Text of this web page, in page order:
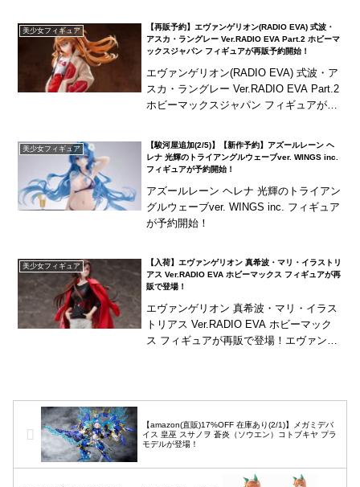
美少女フィギュア
【再販予約】エヴァンゲリオン(RADIO EVA) 式波・
アスカ・ラングレー Ver.RADIO EVA Part.2 ホビーマ
ックスジャパン フィギュアが再販予約開始！
エヴァンゲリオン(RADIO EVA) 式波・ア
スカ・ラングレー Ver.RADIO EVA Part.2
ホビーマックスジャパン フィギュアが再
美少女フィギュア
【駿河屋追加(2/5)】【新作予約】アズールレーン ヘ
レナ 光輝のトライアングルウェーブver. WINGS inc.
フィギュアが予約開始！
アズールレーン ヘレナ 光輝のトライアン
グルウェーブver. WINGS inc. フィギュア
が予約開始！
美少女フィギュア
【入荷】エヴァンゲリオン 真希波・マリ・イラストリ
アス Ver.RADIO EVA ホビーマックス フィギュアが再
販で登場！
エヴァンゲリオン 真希波・マリ・イラス
トリアス Ver.RADIO EVA ホビーマック
ス フィギュアが再販で登場！エヴァンゲ
【amazon(直販)17%OFF 在庫あり(2/1)】メガミデバ
イス 皇巫 スサノヲ 蒼炎（ソウエン）コトブキヤ プラ
モデルが登場！